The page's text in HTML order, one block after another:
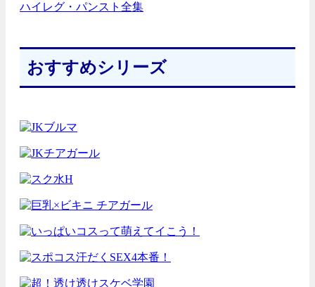
ハイレグ・パンスト全集
おすすめシリーズ